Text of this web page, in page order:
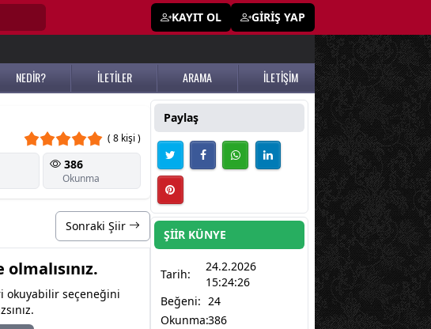
KAYIT OL GİRİŞ YAP
NEDİR? İLETİLER ARAMA İLETİŞİM
( 8 kişi )
386
Okunma
Sonraki Şiir
okuyabilir seçeneğini
Paylaş
ŞİİR KÜNYE
Tarih:
24.2.2026
15:24:26
Beğeni: 24
Okunma:386